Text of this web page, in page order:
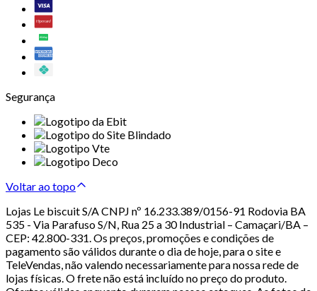
Segurança
Voltar ao topo
Lojas Le biscuit S/A CNPJ nº 16.233.389/0156-91 Rodovia BA
535 - Via Parafuso S/N, Rua 25 a 30 Industrial – Camaçari/BA –
CEP: 42.800-331. Os preços, promoções e condições de
pagamento são válidos durante o dia de hoje, para o site e
TeleVendas, não valendo necessariamente para nossa rede de
lojas físicas. O frete não está incluído no preço do produto.